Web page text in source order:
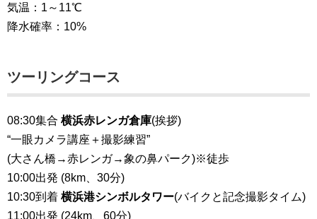
気温：1～11℃
降水確率：10%
ツーリングコース
08:30集合 横浜赤レンガ倉庫(挨拶)
“一眼カメラ講座＋撮影練習”
(大さん橋→赤レンガ→象の鼻パーク)※徒歩
10:00出発 (8km、30分)
10:30到着 横浜港シンボルタワー(バイクと記念撮影タイム)
11:00出発 (24km、60分)